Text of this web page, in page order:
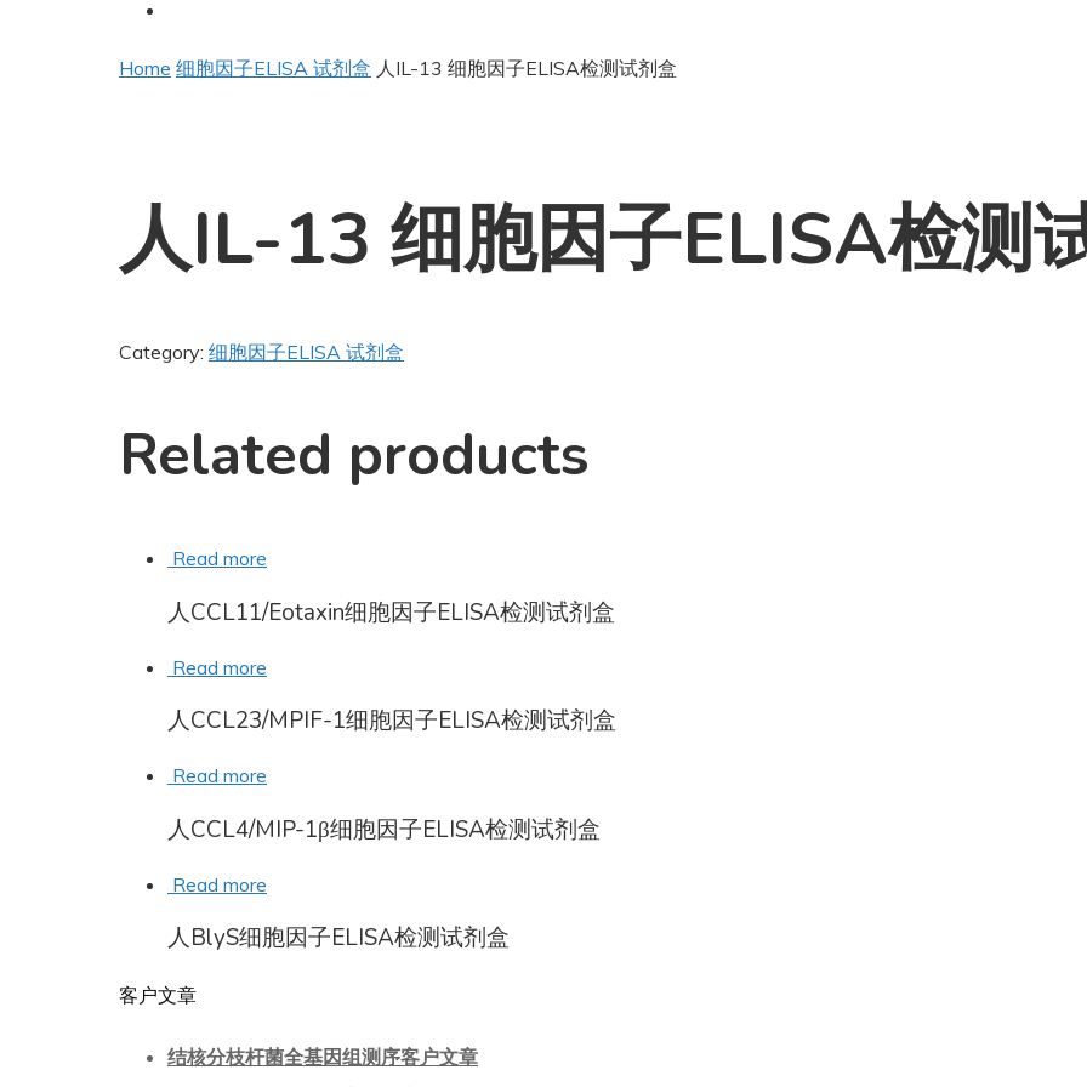
Home 细胞因子ELISA 试剂盒 人IL-13 细胞因子ELISA检测试剂盒
人IL-13 细胞因子ELISA检测
Category: 细胞因子ELISA 试剂盒
Related products
Read more
人CCL11/Eotaxin细胞因子ELISA检测试剂盒
Read more
人CCL23/MPIF-1细胞因子ELISA检测试剂盒
Read more
人CCL4/MIP-1β细胞因子ELISA检测试剂盒
Read more
人BlyS细胞因子ELISA检测试剂盒
客户文章
结核分枝杆菌全基因组测序客户文章